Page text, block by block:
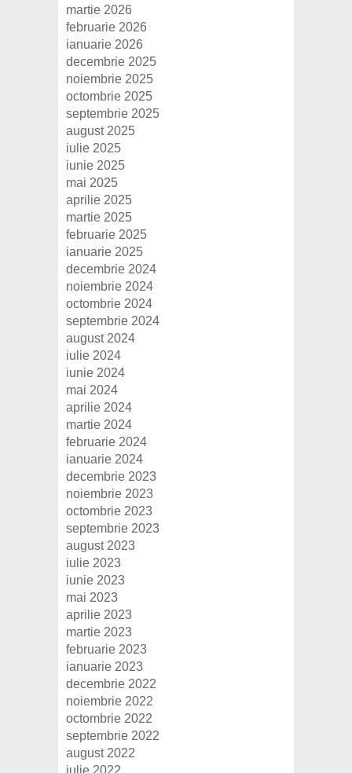
martie 2026
februarie 2026
ianuarie 2026
decembrie 2025
noiembrie 2025
octombrie 2025
septembrie 2025
august 2025
iulie 2025
iunie 2025
mai 2025
aprilie 2025
martie 2025
februarie 2025
ianuarie 2025
decembrie 2024
noiembrie 2024
octombrie 2024
septembrie 2024
august 2024
iulie 2024
iunie 2024
mai 2024
aprilie 2024
martie 2024
februarie 2024
ianuarie 2024
decembrie 2023
noiembrie 2023
octombrie 2023
septembrie 2023
august 2023
iulie 2023
iunie 2023
mai 2023
aprilie 2023
martie 2023
februarie 2023
ianuarie 2023
decembrie 2022
noiembrie 2022
octombrie 2022
septembrie 2022
august 2022
iulie 2022